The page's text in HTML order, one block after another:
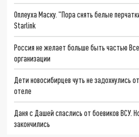
Оплеуха Маску. "Пора снять белые
Starlink
Россия не желает больше быть частью
организации
Дети новосибирцев чуть не задохнулись
отеле
Даня с Дашей спаслись от боевиков ВСУ.
закончились